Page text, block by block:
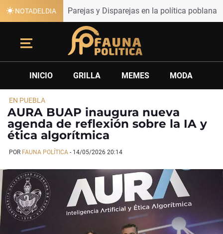
NOTADELDIA Parejas y Disparejas en la política poblana
INICIO GRILLA MEMES MODA
EN PUEBLA
AURA BUAP inaugura nueva
agenda de reflexión sobre la IA y
ética algorítmica
POR FAUNA POLÍTICA - 14/05/2026 20:14